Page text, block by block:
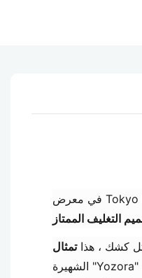
التغليف الممتاز
كشك ، هذا